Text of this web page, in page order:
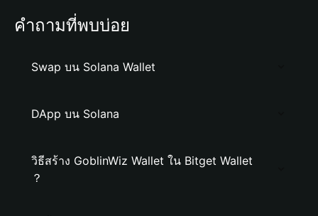
คำถามที่พบบ่อย
Swap บน Solana Wallet
DApp บน Solana
วิธีสร้าง GoblinWiz Wallet ใน Bitget Wallet
？